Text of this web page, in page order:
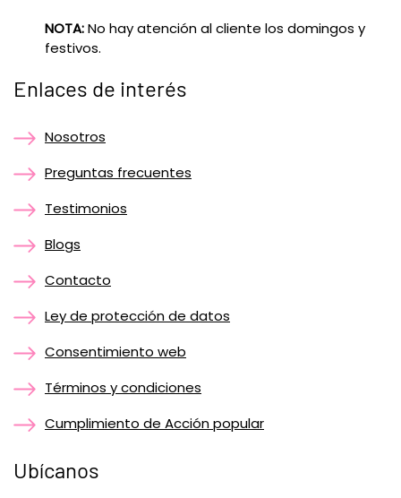
NOTA:No hay atención al cliente los domingos y
festivos.
Enlaces de interés
Nosotros
Preguntas frecuentes
Testimonios
Blogs
Contacto
Ley de protección de datos
Consentimiento web
Términos y condiciones
Cumplimiento de Acción popular
Ubícanos